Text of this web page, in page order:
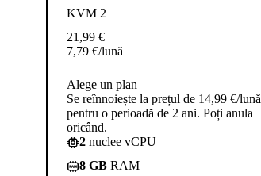
KVM 2
21,99 €
7,79 €/lună
Alege un plan
Se reînnoiește la prețul de 14,99 €/lună
pentru o perioadă de 2 ani. Poți anula
oricând.
2 nuclee vCPU
8 GB RAM